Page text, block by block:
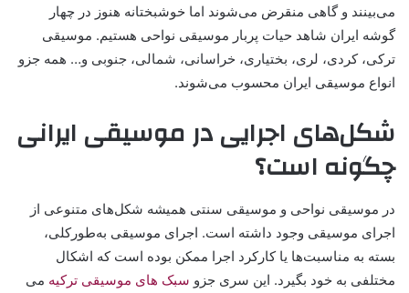
می‌بینند و گاهی منقرض می‌شوند اما خوشبختانه هنوز در چهار
گوشه ایران شاهد حیات پربار موسیقی نواحی هستیم. موسیقی
ترکی، کردی، لری، بختیاری، خراسانی، شمالی، جنوبی و… همه جزو
انواع موسیقی ایران محسوب می‌شوند.
شکل‌های اجرایی در موسیقی ایرانی
چگونه است؟
در موسیقی نواحی و موسیقی سنتی همیشه شکل‌های متنوعی از
اجرای موسیقی وجود داشته است. اجرای موسیقی به‌طورکلی،
بسته به مناسبت‌ها یا کارکرد اجرا ممکن بوده است که اشکال
مختلفی به خود بگیرد. این سری جزو سبک های موسیقی ترکیه می